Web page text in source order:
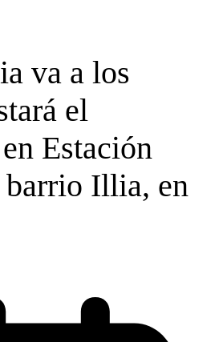
va a los
el
Estación
barrio Illia, en